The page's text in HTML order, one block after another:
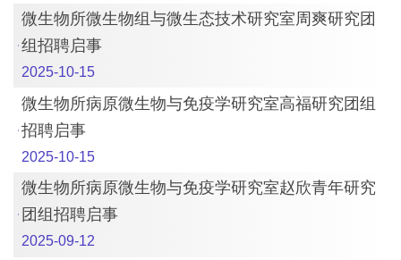
微生物所微生物组与微生态技术研究室周爽研究团
组招聘启事
2025-10-15
微生物所病原微生物与免疫学研究室高福研究团组
招聘启事
2025-10-15
微生物所病原微生物与免疫学研究室赵欣青年研究
团组招聘启事
2025-09-12